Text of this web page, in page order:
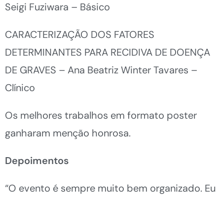
Seigi Fuziwara – Básico
CARACTERIZAÇÃO DOS FATORES
DETERMINANTES PARA RECIDIVA DE DOENÇA
DE GRAVES – Ana Beatriz Winter Tavares –
Clínico
Os melhores trabalhos em formato poster
ganharam menção honrosa.
Depoimentos
“O evento é sempre muito bem organizado. Eu